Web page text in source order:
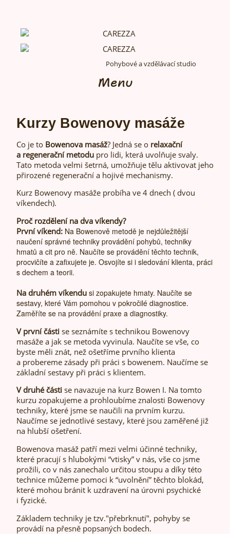
Pohybové a vzdělávací studio
Menu
Kurzy Bowenovy masáže
Co je to Bowenova masáž? Jedná se o relaxační
a regenerační metodupro lidi, která uvolňuje svaly.
Tato metoda velmi šetrná, umožňuje tělu aktivovat jeho
přirozené regenerační a hojivé mechanismy.
Kurz Bowenovy masáže probíha ve 4 dnech ( dvou
víkendech).
Proč rozdělení na dva víkendy?
První víkend:Na Bowenově metodě je nejdůležitější
naučení správné techniky provádění pohybů, techniky
hmatů a cit pro ně. Naučíte se provádění těchto technik,
procvičíte a zafixujete je. Osvojíte si i sledování klienta, práci
s dechem a teorii.
Na druhém víkendusi zopakujete hmaty. Naučíte se
sestavy, které Vám pomohou v pokročilé diagnostice.
Zaměříte se na provádění praxe a diagnostiky.
V první částise seznámíte s technikou Bowenovy
masáže a jak se metoda vyvinula. Naučíte se vše, co
byste měli znát, než ošetříme prvního klienta
a probereme zásady při práci s bowenem. Naučíme se
základní sestavy při práci s klientem.
V druhé částise navazuje na kurz Bowen I. Na tomto
kurzu zopakujeme a prohloubíme znalosti Bowenovy
techniky, které jsme se naučili na prvním kurzu.
Naučíme se jednotlivé sestavy, které jsou zaměřené již
na hlubší ošetření.
Bowenova masáž patří mezi velmi účinné techniky,
které pracují s hlubokými “vtisky” v nás, vše co jsme
prožili, co v nás zanechalo určitou stoupu a díky této
technice můžeme pomoci k “uvolnění” těchto blokád,
které mohou bránit k uzdravení na úrovni psychické
i fyzické.
Základem techniky je tzv."přebrknutí", pohyby se
provádí na přesně popsaných bodech.